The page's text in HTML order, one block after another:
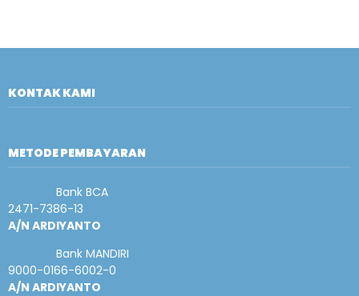
KONTAK KAMI
METODE PEMBAYARAN
Bank BCA
2471-7386-13
A/N ARDIYANTO
Bank MANDIRI
9000-0166-6002-0
A/N ARDIYANTO